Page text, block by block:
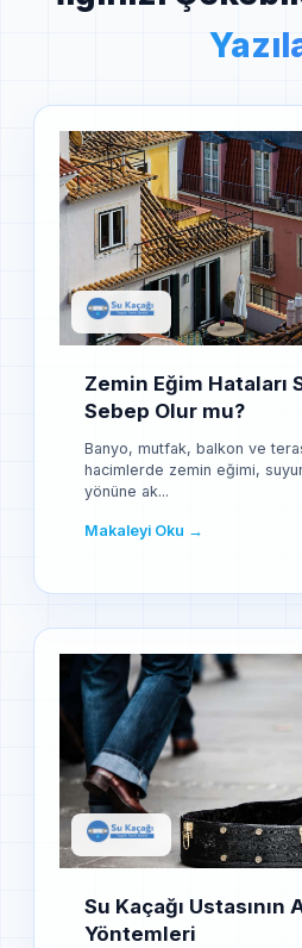
Zemin Eğim Hataları
Sebep Olur mu?
Banyo, mutfak, balkon ve
hacimlerde zemin eğimi,
yönüne ak...
Makaleyi Oku →
Su Kaçağı Ustasının
Yöntemleri